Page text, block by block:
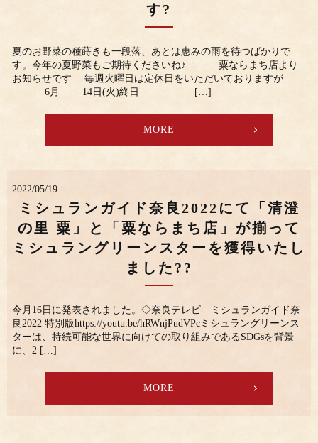
す?
夏のお野菜の種蒔きも一段落、あとは恵みの雨を待つばかりで
す。今年の夏野菜もご期待くださいね♪ 粟ならまち店より
お知らせです 毎週火曜日は定休日をいただいておりますが
6月 14日(火)終日 […]
MORE
2022/05/19
ミシュランガイド奈良2022にて「清澄
の里 粟」と「粟ならまち店」が揃って
ミシュラングリーンスターを獲得いたし
ました??
今月16日に発表されました。◇奈良テレビ ミシュランガイド奈
良2022 特別版https://youtu.be/hRWnjPudVPcミシュラングリーンス
ターは、持続可能な世界に向けての取り組みであるSDGsを背景
に、2 […]
MORE